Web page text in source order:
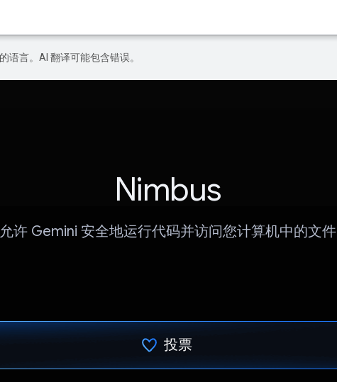
语言。AI 翻译可能包含错误。
Nimbus
允许 Gemini 安全地运行代码并访问您计算机中的文件
投票